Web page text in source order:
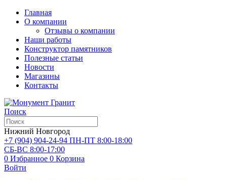
Главная
О компании
Отзывы о компании
Наши работы
Конструктор памятников
Полезные статьи
Новости
Магазины
Контакты
Поиск
Нижний Новгород
+7 (904) 904-24-94 ПН-ПТ 8:00-18:00
СБ-ВС 8:00-17:00
0 Избранное 0 Корзина
Войти